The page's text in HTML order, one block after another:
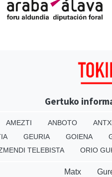
Gertuko
AMEZTI ANBOTO
GEURIA GOIENA
TELEBISTA ORIO
Matx